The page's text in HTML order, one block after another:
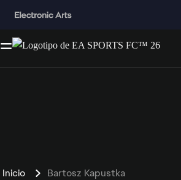
Inicio Bartosz Kapustka